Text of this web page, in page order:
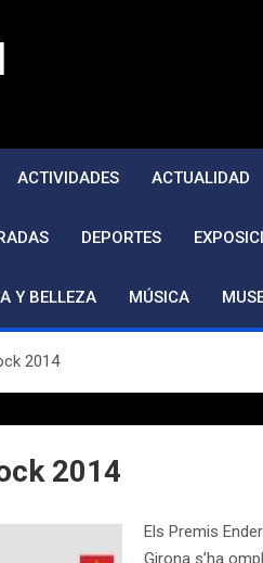
ACTIVIDADES ACTUALIDAD
DEPORTES
Y BELLEZA MÚSICA
2014
2014
Els Premis
Girona s’ha